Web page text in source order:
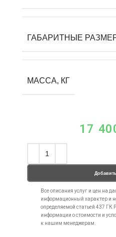
ГАБАРИТНЫЕ
МАССА, КГ
17
Все описания услуг и цен на
информационный характер и
определяемой статьей 437 ГК
информации о стоимости и
к нашим менеджерам.